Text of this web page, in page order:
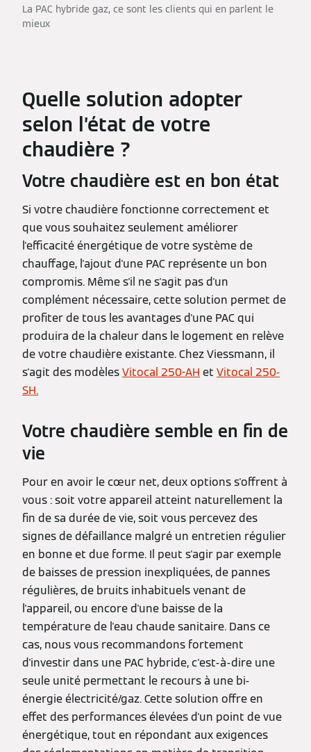
La PAC hybride gaz, ce sont les clients qui en parlent le
mieux
Quelle solution adopter
selon l’état de votre
chaudière ?
Votre chaudière est en bon état
Si votre chaudière fonctionne correctement et
que vous souhaitez seulement améliorer
l'efficacité énergétique de votre système de
chauffage, l'ajout d'une PAC représente un bon
compromis. Même s'il ne s'agit pas d'un
complément nécessaire, cette solution permet de
profiter de tous les avantages d'une PAC qui
produira de la chaleur dans le logement en relève
de votre chaudière existante. Chez Viessmann, il
s'agit des modèlesVitocal 250-AH et Vitocal 250-
SH.
Votre chaudière semble en fin de
vie
Pour en avoir le cœur net, deux options s'offrent à
vous : soit votre appareil atteint naturellement la
fin de sa durée de vie, soit vous percevez des
signes de défaillance malgré un entretien régulier
en bonne et due forme. Il peut s'agir par exemple
de baisses de pression inexpliquées, de pannes
régulières, de bruits inhabituels venant de
l'appareil, ou encore d'une baisse de la
température de l'eau chaude sanitaire. Dans ce
cas, nous vous recommandons fortement
d'investir dans une PAC hybride, c'est-à-dire une
seule unité permettant le recours à une bi-
énergie électricité/gaz. Cette solution offre en
effet des performances élevées d'un point de vue
énergétique, tout en répondant aux exigences